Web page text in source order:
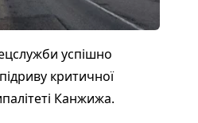
успішно
критичної
Канжижа.